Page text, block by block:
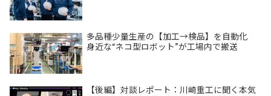
多品種少量生産の【加工→検品】を自動化
身近な“ネコ型ロボット”が工場内で搬送
【後編】対談レポート：川崎重工に聞く本気